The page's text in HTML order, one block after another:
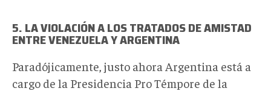
5. LA VIOLACIÓN A LOS TRATADOS DE AMISTAD
ENTRE VENEZUELA Y ARGENTINA
Paradójicamente, justo ahora Argentina está a
cargo de la Presidencia Pro Témpore de la